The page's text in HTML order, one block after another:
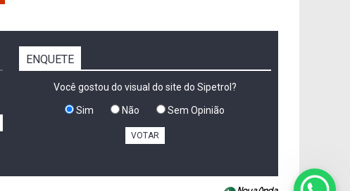
ENQUETE
Você gostou do visual do site do Sipetrol?
Sim Não Sem Opinião
VOTAR